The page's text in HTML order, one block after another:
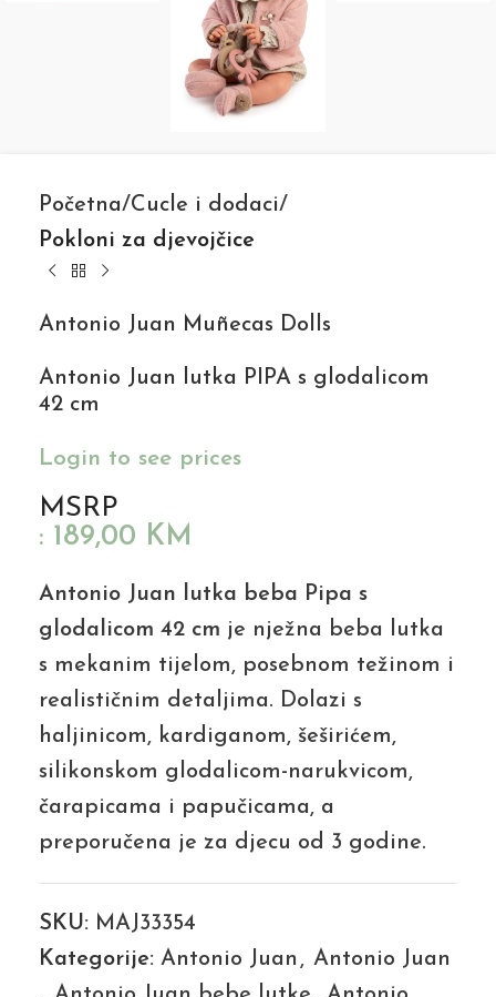
Početna Cucle i dodaci
Pokloni za djevojčice
Antonio Juan Muñecas Dolls
Antonio Juan lutka PIPA s glodalicom
42 cm
Login to see prices
MSRP
: 189,00 KM
Antonio Juan lutka beba Pipa s
glodalicom 42 cm je nježna beba lutka
s mekanim tijelom, posebnom težinom i
realističnim detaljima. Dolazi s
haljinicom, kardiganom, šeširićem,
silikonskom glodalicom-narukvicom,
čarapicama i papučicama, a
preporučena je za djecu od 3 godine.
SKU: MAJ33354
Kategorije: Antonio Juan , Antonio Juan